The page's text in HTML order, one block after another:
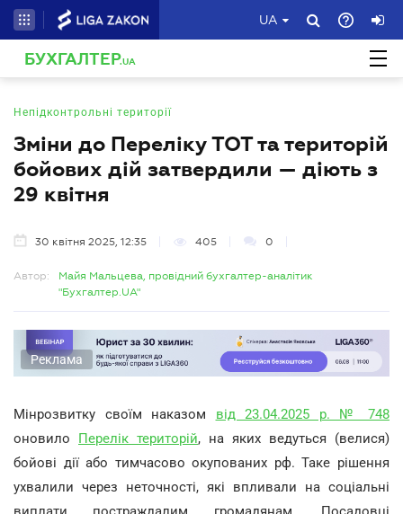
UA
БУХГАЛТЕР.UA
Непідконтрольні території
Зміни до Переліку ТОТ та територій
бойових дій затвердили — діють з
29 квітня
30 квітня 2025, 12:35 405 0
Автор:
Майя Мальцева, провідний бухгалтер-аналітик
"Бухгалтер.UA"
Реклама
Мінрозвитку своїм наказом від 23.04.2025 р. № 748
оновило Перелік територій, на яких ведуться (велися)
бойові дії або тимчасово окупованих рф. Таке рішення
ухвалили через неточності, які впливали на соціальні